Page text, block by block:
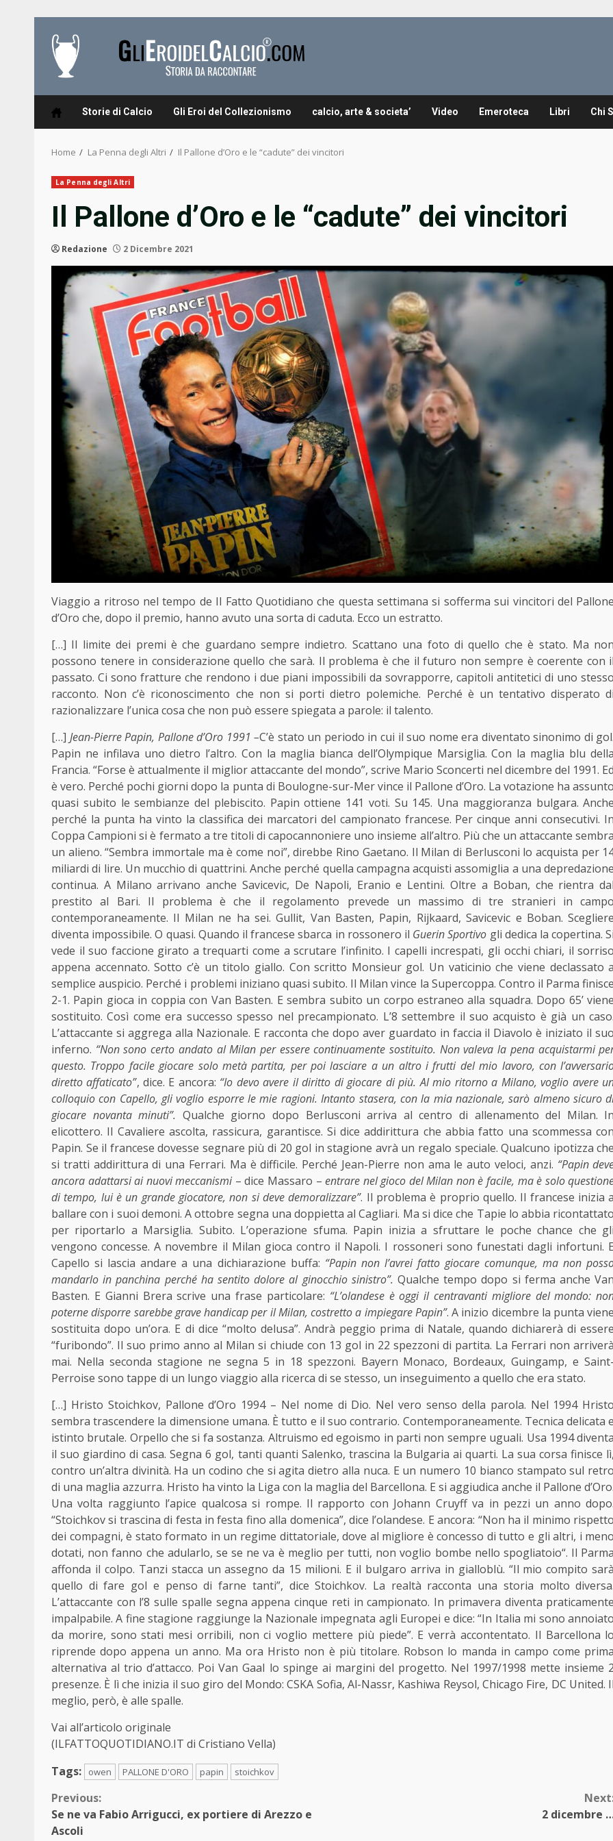
content
Storie di Calcio Gli Eroi del Collezionismo calcio, arte & societa’ Video Emeroteca Libri Chi
Home La Penna degli Altri Il Pallone d’Oro e le “cadute” dei vincitori
La Penna degli Altri
Il Pallone d’Oro e le “cadute” dei vincitori
Redazione 2 Dicembre 2021
Viaggio a ritroso nel tempo de Il Fatto Quotidiano che questa settimana si sofferma sui vincitori del Pallone
d’Oro che, dopo il premio, hanno avuto una sorta di caduta. Ecco un estratto.
[…] Il limite dei premi è che guardano sempre indietro. Scattano una foto di quello che è stato. Ma non
possono tenere in considerazione quello che sarà. Il problema è che il futuro non sempre è coerente con il
passato. Ci sono fratture che rendono i due piani impossibili da sovrapporre, capitoli antitetici di uno stesso
racconto. Non c’è riconoscimento che non si porti dietro polemiche. Perché è un tentativo disperato di
razionalizzare l’unica cosa che non può essere spiegata a parole: il talento.
[…] Jean-Pierre Papin, Pallone d’Oro 1991 –C’è stato un periodo in cui il suo nome era diventato sinonimo di gol.
Papin ne infilava uno dietro l’altro. Con la maglia bianca dell’Olympique Marsiglia. Con la maglia blu della
Francia. “Forse è attualmente il miglior attaccante del mondo”, scrive Mario Sconcerti nel dicembre del 1991. Ed
è vero. Perché pochi giorni dopo la punta di Boulogne-sur-Mer vince il Pallone d’Oro. La votazione ha assunto
quasi subito le sembianze del plebiscito. Papin ottiene 141 voti. Su 145. Una maggioranza bulgara. Anche
perché la punta ha vinto la classifica dei marcatori del campionato francese. Per cinque anni consecutivi. In
Coppa Campioni si è fermato a tre titoli di capocannoniere uno insieme all’altro. Più che un attaccante sembra
un alieno. “Sembra immortale ma è come noi”, direbbe Rino Gaetano. Il Milan di Berlusconi lo acquista per
miliardi di lire. Un mucchio di quattrini. Anche perché quella campagna acquisti assomiglia a una depredazione
continua. A Milano arrivano anche Savicevic, De Napoli, Eranio e Lentini. Oltre a Boban, che rientra dal
prestito al Bari. Il problema è che il regolamento prevede un massimo di tre stranieri in campo
contemporaneamente. Il Milan ne ha sei. Gullit, Van Basten, Papin, Rijkaard, Savicevic e Boban. Scegliere
diventa impossibile. O quasi. Quando il francese sbarca in rossonero il Guerin Sportivo gli dedica la copertina. Si
vede il suo faccione girato a trequarti come a scrutare l’infinito. I capelli increspati, gli occhi chiari, il sorriso
appena accennato. Sotto c’è un titolo giallo. Con scritto Monsieur gol. Un vaticinio che viene declassato a
semplice auspicio. Perché i problemi iniziano quasi subito. Il Milan vince la Supercoppa. Contro il Parma finisce
2-1. Papin gioca in coppia con Van Basten. E sembra subito un corpo estraneo alla squadra. Dopo 65’ viene
sostituito. Così come era successo spesso nel precampionato. L’8 settembre il suo acquisto è già un caso.
L’attaccante si aggrega alla Nazionale. E racconta che dopo aver guardato in faccia il Diavolo è iniziato il suo
inferno. “Non sono certo andato al Milan per essere continuamente sostituito. Non valeva la pena acquistarmi
questo. Troppo facile giocare solo metà partita, per poi lasciare a un altro i frutti del mio lavoro, con
diretto affaticato”, dice. E ancora: “Io devo avere il diritto di giocare di più. Al mio ritorno a Milano, voglio avere
colloquio con Capello, gli voglio esporre le mie ragioni. Intanto stasera, con la mia nazionale, sarò almeno sicuro
giocare novanta minuti”. Qualche giorno dopo Berlusconi arriva al centro di allenamento del Milan. In
elicottero. Il Cavaliere ascolta, rassicura, garantisce. Si dice addirittura che abbia fatto una scommessa con
Papin. Se il francese dovesse segnare più di 20 gol in stagione avrà un regalo speciale. Qualcuno ipotizza che
si tratti addirittura di una Ferrari. Ma è difficile. Perché Jean-Pierre non ama le auto veloci, anzi. “Papin
ancora adattarsi ai nuovi meccanismi– dice Massaro –entrare nel gioco del Milan non è facile, ma è solo
di tempo, lui è un grande giocatore, non si deve demoralizzare”. Il problema è proprio quello. Il francese inizia a
ballare con i suoi demoni. A ottobre segna una doppietta al Cagliari. Ma si dice che Tapie lo abbia ricontattato
per riportarlo a Marsiglia. Subito. L’operazione sfuma. Papin inizia a sfruttare le poche chance che gli
vengono concesse. A novembre il Milan gioca contro il Napoli. I rossoneri sono funestati dagli infortuni. E
Capello si lascia andare a una dichiarazione buffa: “Papin non l’avrei fatto giocare comunque, ma non
mandarlo in panchina perché ha sentito dolore al ginocchio sinistro”. Qualche tempo dopo si ferma anche Van
Basten. E Gianni Brera scrive una frase particolare: “L’olandese è oggi il centravanti migliore del mondo:
poterne disporre sarebbe grave handicap per il Milan, costretto a impiegare Papin”. A inizio dicembre la punta viene
sostituita dopo un’ora. E di dice “molto delusa”. Andrà peggio prima di Natale, quando dichiarerà di essere
“furibondo”. Il suo primo anno al Milan si chiude con 13 gol in 22 spezzoni di partita. La Ferrari non arriverà
mai. Nella seconda stagione ne segna 5 in 18 spezzoni. Bayern Monaco, Bordeaux,Guingamp, e Saint-
Perroise sono tappe di un lungo viaggio alla ricerca di se stesso, un inseguimento a quello che era stato.
[…] Hristo Stoichkov, Pallone d’Oro 1994 – Nel nome di Dio. Nel vero senso della parola. Nel 1994 Hristo
sembra trascendere la dimensione umana. È tutto e il suo contrario. Contemporaneamente. Tecnica delicata e
istinto brutale. Orpello che si fa sostanza. Altruismo ed egoismo in parti non sempre uguali. Usa 1994 diventa
il suo giardino di casa. Segna 6 gol, tanti quanti Salenko, trascina la Bulgaria ai quarti. La sua corsa finisce lì,
contro un’altra divinità. Ha un codino che si agita dietro alla nuca. E un numero 10 bianco stampato sul retro
di una maglia azzurra. Hristo ha vinto la Liga con la maglia del Barcellona. E si aggiudica anche il Pallone d’Oro.
Una volta raggiunto l’apice qualcosa si rompe. Il rapporto con Johann Cruyff va in pezzi un anno dopo.
“Stoichkov si trascina di festa in festa fino alla domenica”, dice l’olandese. E ancora: “Non ha il minimo rispetto
dei compagni, è stato formato in un regime dittatoriale, dove al migliore è concesso di tutto e gli altri, i meno
dotati, non fanno che adularlo, se se ne va è meglio per tutti, non voglio bombe nello spogliatoio“. Il Parma
affonda il colpo. Tanzi stacca un assegno da 15 milioni. E il bulgaro arriva in gialloblù. “Il mio compito sarà
quello di fare gol e penso di farne tanti”, dice Stoichkov. La realtà racconta una storia molto diversa.
L’attaccante con l’8 sulle spalle segna appena cinque reti in campionato. In primavera diventa praticamente
impalpabile. A fine stagione raggiunge la Nazionale impegnata agli Europei e dice: “In Italia mi sono annoiato
da morire, sono stati mesi orribili, non ci voglio mettere più piede”. E verrà accontentato. Il Barcellona lo
riprende dopo appena un anno. Ma ora Hristo non è più titolare. Robson lo manda in campo come prima
alternativa al trio d’attacco. Poi Van Gaal lo spinge ai margini del progetto. Nel 1997/1998 mette insieme 2
presenze. È lì che inizia il suo giro del Mondo: CSKA Sofia, Al-Nassr, Kashiwa Reysol, Chicago Fire, DC United. Il
meglio, però, è alle spalle.
Vai all’articolo originale
(ILFATTOQUOTIDIANO.IT di Cristiano Vella)
Tags:
owen PALLONE D'ORO papin stoichkov
Continue
Reading
Previous:
Se ne va Fabio Arrigucci, ex portiere di Arezzo e
Ascoli
2 dicembre